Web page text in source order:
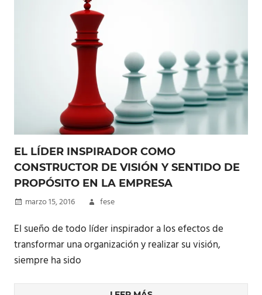
EL LÍDER INSPIRADOR COMO
CONSTRUCTOR DE VISIÓN Y SENTIDO DE
PROPÓSITO EN LA EMPRESA
marzo 15, 2016 fese
El sueño de todo líder inspirador a los efectos de
transformar una organización y realizar su visión,
siempre ha sido